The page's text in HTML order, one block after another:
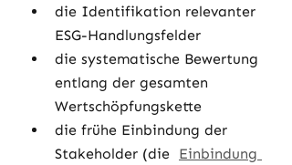
die Identifikation relevanter
ESG-Handlungsfelder
die systematische Bewertung
entlang der gesamten
Wertschöpfungskette
die frühe Einbindung der
Stakeholder (die Einbindung